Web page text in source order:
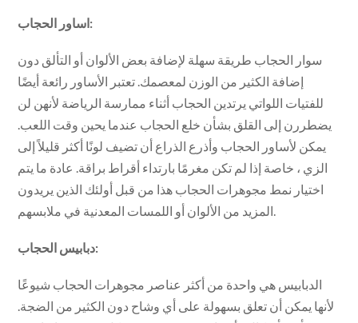
اساور الحجاب:
سوار الحجاب طريقة سهلة لإضافة بعض الألوان أو التألق دون
إضافة الكثير من الوزن لمعصمك. تعتبر الأساور رائعة أيضًا
للفتيات اللواتي يرتدين الحجاب أثناء ممارسة الرياضة لأنهن لن
يضطررن إلى القلق بشأن خلع الحجاب عندما يحين وقت اللعب.
يمكن لأساور الحجاب وأذرع الذراع أن تضيف لونًا أكثر قليلاً إلى
الزي ، خاصة إذا لم تكن مغرمًا بارتداء أقراط براقة. عادة ما يتم
اختيار نمط مجوهرات الحجاب هذا من قبل أولئك الذين يريدون
المزيد من الألوان أو اللمسات المعدنية في ملابسهم.
دبابيس الحجاب:
الدبابيس هي واحدة من أكثر عناصر مجوهرات الحجاب شيوعًا
لأنها يمكن أن تعلق بسهولة على أي وشاح دون الكثير من الضجة.